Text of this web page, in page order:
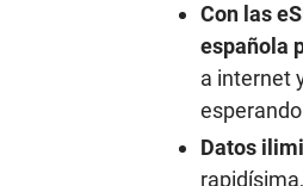
Con las
española
a internet
Datos